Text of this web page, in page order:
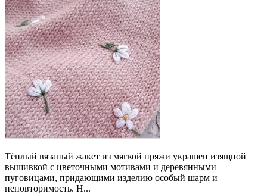
Тёплый вязаный жакет из мягкой пряжи украшен изящной
вышивкой с цветочными мотивами и деревянными
пуговицами, придающими изделию особый шарм и
неповторимость. Н...